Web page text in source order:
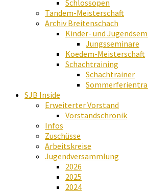
Schlossopen
Tandem-Meisterschaft
Archiv Breitenschach
Kinder- und
Jungsseminare
Koedem-Meisterschaft
Schachtraining
Schachtrainer
SJB Inside
Erweiterter Vorstand
Vorstandschronik
Infos
Zuschüsse
Arbeitskreise
Jugendversammlung
2026
2025
2024